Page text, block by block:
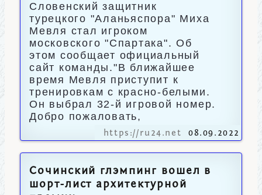
Словенский защитник
турецкого "Аланьяспора" Миха
Мевля стал игроком
московского "Спартака". Об
этом сообщает официальный
сайт команды."В ближайшее
время Мевля приступит к
тренировкам с красно-белыми.
Он выбрал 32-й игровой номер.
Добро пожаловать,
https://ru24.net 08.09.2022
Сочинский глэмпинг вошел в
шорт-лист архитектурной